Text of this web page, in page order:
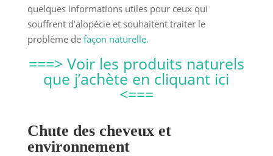
quelques informations utiles pour ceux qui
souffrent d’alopécie et souhaitent traiter le
problème de façon naturelle.
===> Voir les produits naturels
que j’achète en cliquant ici
<===
Chute des cheveux et
environnement